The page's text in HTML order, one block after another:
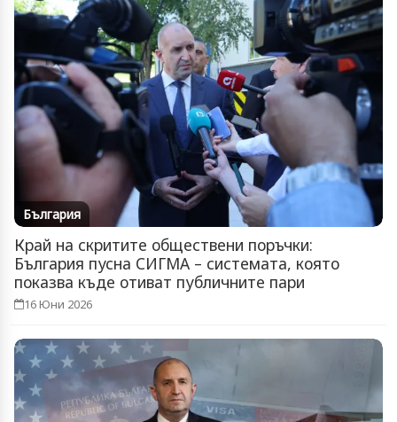
България
Край на скритите обществени поръчки:
България пусна СИГМА – системата, която
показва къде отиват публичните пари
16 Юни 2026